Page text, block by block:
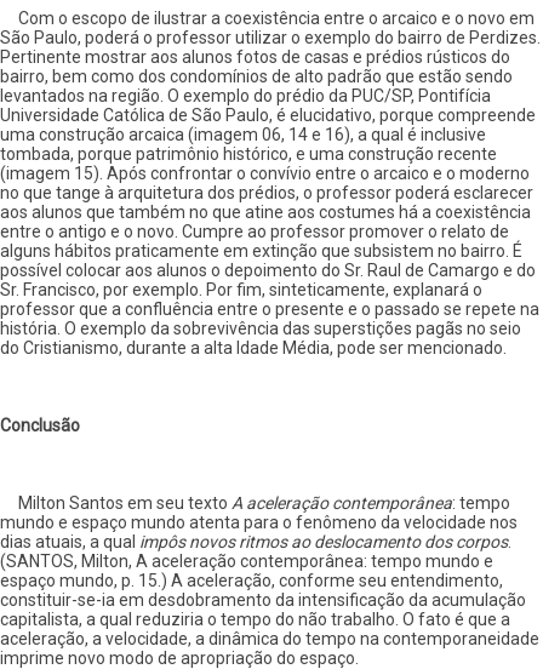
Com o escopo de ilustrar a coexistência entre o arcaico e o novo em
São Paulo, poderá o professor utilizar o exemplo do bairro de Perdizes.
Pertinente mostrar aos alunos fotos de casas e prédios rústicos do
bairro, bem como dos condomínios de alto padrão que estão sendo
levantados na região. O exemplo do prédio da PUC/SP, Pontifícia
Universidade Católica de São Paulo, é elucidativo, porque compreende
uma construção arcaica (imagem 06, 14 e 16), a qual é inclusive
tombada, porque patrimônio histórico, e uma construção recente
(imagem 15). Após confrontar o convívio entre o arcaico e o moderno
no que tange à arquitetura dos prédios, o professor poderá esclarecer
aos alunos que também no que atine aos costumes há a coexistência
entre o antigo e o novo. Cumpre ao professor promover o relato de
alguns hábitos praticamente em extinção que subsistem no bairro. É
possível colocar aos alunos o depoimento do Sr. Raul de Camargo e do
Sr. Francisco, por exemplo. Por fim, sinteticamente, explanará o
professor que a confluência entre o presente e o passado se repete na
história. O exemplo da sobrevivência das superstições pagãs no seio
do Cristianismo, durante a alta Idade Média, pode ser mencionado.
Conclusão
Milton Santos em seu texto A aceleração contemporânea: tempo
mundo e espaço mundo atenta para o fenômeno da velocidade nos
dias atuais, a qual impôs novos ritmos ao deslocamento dos corpos.
(SANTOS, Milton, A aceleração contemporânea: tempo mundo e
espaço mundo, p. 15.) A aceleração, conforme seu entendimento,
constituir-se-ia em desdobramento da intensificação da acumulação
capitalista, a qual reduziria o tempo do não trabalho. O fato é que a
aceleração, a velocidade, a dinâmica do tempo na contemporaneidade
imprime novo modo de apropriação do espaço.